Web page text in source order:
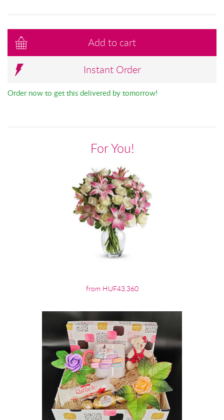
Add to cart
Instant Order
Order now to get this delivered by tomorrow!
For You!
from HUF43,360